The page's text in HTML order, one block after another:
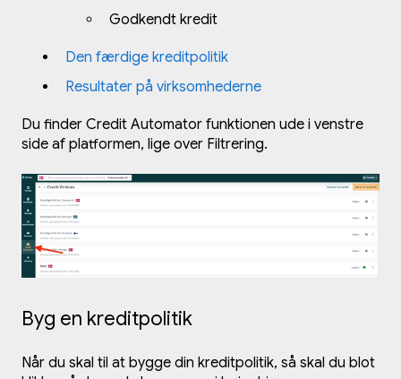
Godkendt kredit
Den færdige kreditpolitik
Resultater på virksomhederne
Du finder Credit Automator funktionen ude i venstre
side af platformen, lige over Filtrering.
Byg en kreditpolitik
Når du skal til at bygge din kreditpolitik, så skal du blot